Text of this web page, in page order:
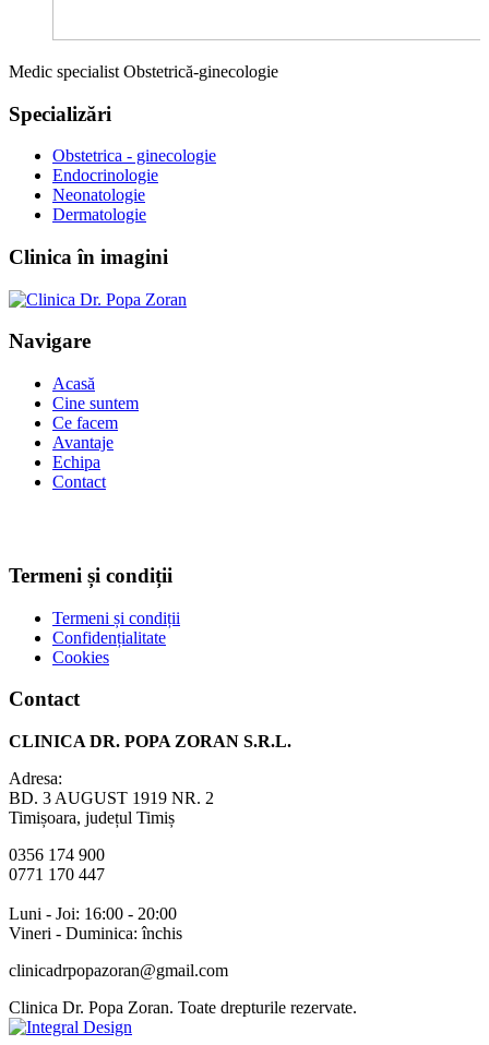
Medic specialist Obstetrică-ginecologie
Specializări
Obstetrica - ginecologie
Endocrinologie
Neonatologie
Dermatologie
Clinica în imagini
Navigare
Acasă
Cine suntem
Ce facem
Avantaje
Echipa
Contact
Termeni și condiții
Termeni și condiții
Confidențialitate
Cookies
Contact
CLINICA DR. POPA ZORAN S.R.L.
Adresa:
BD. 3 AUGUST 1919 NR. 2
Timișoara, județul Timiș
0356 174 900
0771 170 447
Luni - Joi: 16:00 - 20:00
Vineri - Duminica: închis
clinicadrpopazoran@gmail.com
Clinica Dr. Popa Zoran. Toate drepturile rezervate.